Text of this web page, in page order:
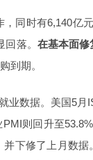
，同时有6,140亿
落。 在基本面修
到期。
业数据。美国5
则回升至
下修了上月数